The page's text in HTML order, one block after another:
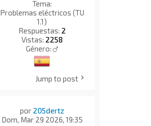
Tema:
Problemas eléctricos (TU
1.1)
Respuestas: 2
Vistas: 2258
Género:
Jump to post
por 205dertz
Dom, Mar 29 2026, 19:35